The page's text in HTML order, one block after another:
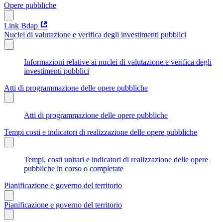
Opere pubbliche
Link Bdap
Nuclei di valutazione e verifica degli investimenti pubblici
Informazioni relative ai nuclei di valutazione e verifica degli
investimenti pubblici
Atti di programmazione delle opere pubbliche
Atti di programmazione delle opere pubbliche
Tempi costi e indicatori di realizzazione delle opere pubbliche
Tempi, costi unitari e indicatori di realizzazione delle opere
pubbliche in corso o completate
Pianificazione e governo del territorio
Pianificazione e governo del territorio